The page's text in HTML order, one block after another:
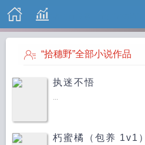
“拾穗野”全部小说作品
执迷不悟
...
朽蜜橘（包养 1v1）